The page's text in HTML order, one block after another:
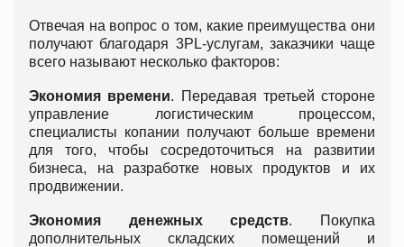
Отвечая на вопрос о том, какие преимущества они
получают благодаря 3PL-услугам, заказчики чаще
всего называют несколько факторов:
Экономия времени. Передавая третьей стороне
управление логистическим процессом,
специалисты копании получают больше времени
для того, чтобы сосредоточиться на развитии
бизнеса, на разработке новых продуктов и их
продвижении.
Экономия денежных средств. Покупка
дополнительных складских помещений и